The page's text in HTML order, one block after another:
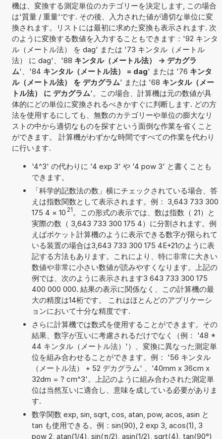
機は、変換する測定単位のカテゴリーを決定します, この場合
は'質量 / 重量'です. その後、入力された値が適切な単位に変
換されます。リストには最初に求めた変換も表示されます. 次
のように変換する数値を入力することもできます：'92 キンタ
ル（メートル法） を dag' または '73 キンタル（メートル
法） に dag'、'88 キンタル（メートル法） -> デカグラ
ム'、'84 キンタル（メートル法） = dag' または '76 キンタ
ル（メートル法） を デカグラム' または '68 キンタル（メー
トル法） に デカグラム'。この場合、計算機は元の数値が具
体的にどの単位に変換されるべきかすぐに判断します. どの方
法を使用するにしても、無数のカテゴリーや単位の膨大なリ
ストの中から適切なものを探すという面倒な作業を省くこと
ができます。 計算機がわずかな時間ですべての作業を代わり
に行います.
'4^3' の代わりに '4 exp 3' や '4 pow 3' と書くことも
できます。
「科学的記数法の数」横にチェックされている場合、答
えは指数関数として表示されます。例： 3,643 733 300
175 4 × 10 21 。この形式の表示では、数は指数（ 21）と
実際の数（ 3,643 733 300 175 4）に分割されます。例
えばポケット計算機のように表示できる数字が限られて
いる装置の場合は3,643 733 300 175 4E+21のように表
記する方法もあります。これにより、特に非常に大きい
数値や非常に小さい数値が読みやすくなります。上記の
例では、次のように表示されます3 643 733 300 175
400 000 000. 結果の表示に関係なく、この計算機の最
大の精度は14桁です。 これはほとんどのアプリケーシ
ョンにおいて十分な精度です.
さらに計算機では数式を使用することができます。その
結果、数字が互いに考慮されるだけでなく（例： '48 *
44 キンタル（メートル法）'）、変換に異なった測定単
位を組み合わせることができます。例： '56 キンタル
（メートル法） + 52 デカグラム' 、'40mm x 36cm x
32dm = ? cm^3'。上記のように組み合わされた測定単
位は当然互いに適合し、意味を成している必要がありま
す.
数学関数 exp, sin, sqrt, cos, atan, pow, acos, asin と
tan も使用できる。例：sin(90), 2 exp 3, acos(1), 3
pow 2, atan(1/4), sin(π/2), asin(1/2), sqrt(4), tan(90°)